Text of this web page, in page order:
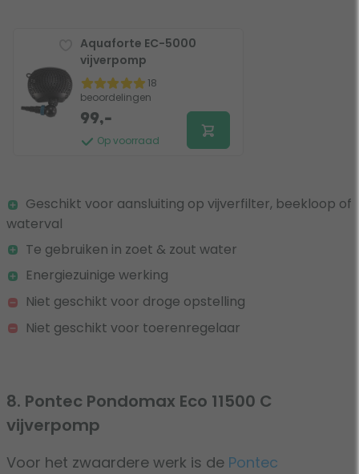
Aquaforte EC-5000
vijverpomp
18
beoordelingen
Op voorraad
99,-
Geschikt voor aansluiting op vijverfilter, beekloop of
waterval
Te gebruiken in zoet & zout water
Energiezuinige werking
Niet geschikt voor droge opstelling
Niet geschikt voor toerenregelaar
8. Pontec Pondomax Eco 11500 C
vijverpomp
Voor het zwaardere werk is de Pontec